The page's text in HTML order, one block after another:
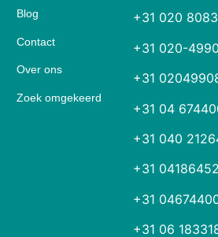
Blog
Contact
Over ons
Zoek omgekeerd
+31 020
+31 020-
+31
+31 04
+31 040
+31
+31
+31 06